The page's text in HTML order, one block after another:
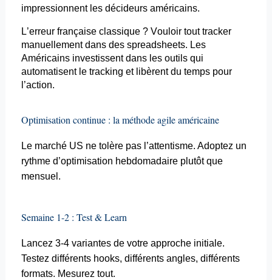
impressionnent les décideurs américains.
L’erreur française classique ? Vouloir tout tracker
manuellement dans des spreadsheets. Les
Américains investissent dans les outils qui
automatisent le tracking et libèrent du temps pour
l’action.
Optimisation continue : la méthode agile américaine
Le marché US ne tolère pas l’attentisme. Adoptez un
rythme d’optimisation hebdomadaire plutôt que
mensuel.
Semaine 1-2 : Test &Learn
Lancez 3-4 variantes de votre approche initiale.
Testez différents hooks, différents angles, différents
formats. Mesurez tout.